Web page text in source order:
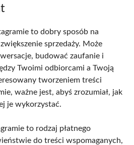
to dobry sposób na
sprzedaży. Może
budować zaufanie i
Twoimi odbiorcami a Twoją
tworzeniem treści
ważne jest, abyś zrozumiał, jak
je wykorzystać.
to rodzaj płatnego
do treści wspomaganych,